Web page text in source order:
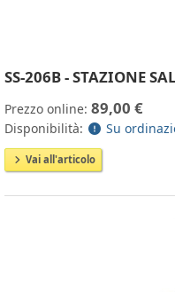
SS-206B - STAZIONE
Prezzo online: 89,00 €
Disponibilità: Su
Vai all'articolo